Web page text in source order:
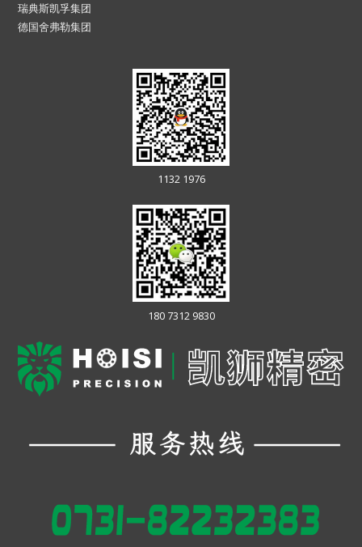
瑞典斯凯孚集团
德国舍弗勒集团
1132 1976
180 7312 9830